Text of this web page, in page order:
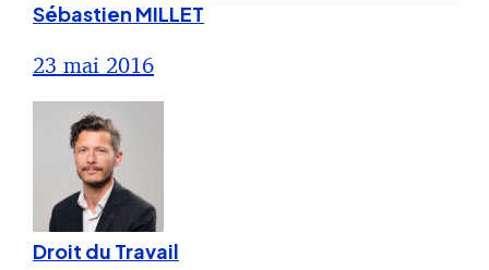
Sébastien MILLET
23 mai 2016
Droit du Travail